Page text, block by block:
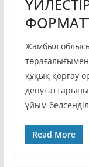
Жамбыл
құқық қорғау
ұйым
Read More